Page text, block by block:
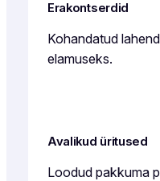
Erakontserdid
Kohandatud
elamuseks.
Avalikud üritused
Loodud pakkuma